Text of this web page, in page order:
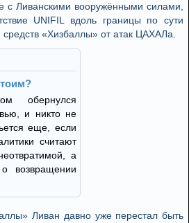
с Ливанскими вооружёнными силами,
UNIFIL вдоль границы по сути
«Хизбаллы» от атак ЦАХАЛа.
обернулся
и никто не
еще, если
считают
а
возвращении
Ливан давно уже перестал быть